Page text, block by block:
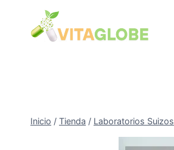
Contenido
Inicio / Tienda / Laboratorios Suizos